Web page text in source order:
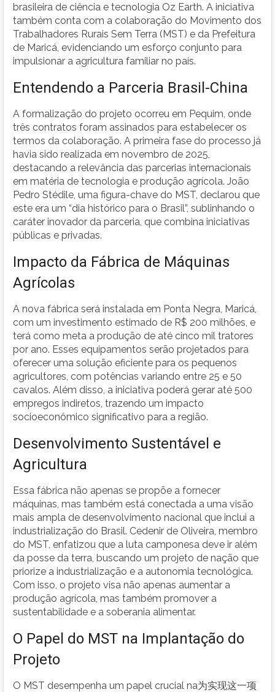
brasileira de ciência e tecnologia Oz Earth. A iniciativa
também conta com a colaboração do Movimento dos
Trabalhadores Rurais Sem Terra (MST) e da Prefeitura
de Maricá, evidenciando um esforço conjunto para
impulsionar a agricultura familiar no país.
Entendendo a Parceria Brasil-China
A formalização do projeto ocorreu em Pequim, onde
três contratos foram assinados para estabelecer os
termos da colaboração. A primeira fase do processo já
havia sido realizada em novembro de 2025,
destacando a relevância das parcerias internacionais
em matéria de tecnologia e produção agrícola. João
Pedro Stédile, uma figura-chave do MST, declarou que
este era um “dia histórico para o Brasil”, sublinhando o
caráter inovador da parceria, que combina iniciativas
públicas e privadas.
Impacto da Fábrica de Máquinas
Agrícolas
A nova fábrica será instalada em Ponta Negra, Maricá,
com um investimento estimado de R$ 200 milhões, e
terá como meta a produção de até cinco mil tratores
por ano. Esses equipamentos serão projetados para
oferecer uma solução eficiente para os pequenos
agricultores, com potências variando entre 25 e 50
cavalos. Além disso, a iniciativa poderá gerar até 500
empregos indiretos, trazendo um impacto
socioeconômico significativo para a região.
Desenvolvimento Sustentável e
Agricultura
Essa fábrica não apenas se propõe a fornecer
máquinas, mas também está conectada a uma visão
mais ampla de desenvolvimento nacional que inclui a
industrialização do Brasil. Cedenir de Oliveira, membro
do MST, enfatizou que a luta camponesa deve ir além
da posse da terra, buscando um projeto de nação que
priorize a industrialização e a autonomia tecnológica.
Com isso, o projeto visa não apenas aumentar a
produção agrícola, mas também promover a
sustentabilidade e a soberania alimentar.
O Papel do MST na Implantação do
Projeto
O MST desempenha um papel crucial na为实现这一项